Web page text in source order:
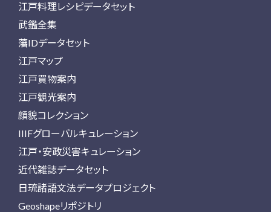
江戸料理レシピデータセット
武鑑全集
藩IDデータセット
江戸マップ
江戸買物案内
江戸観光案内
顔貌コレクション
IIIFグローバルキュレーション
江戸・安政災害キュレーション
近代雑誌データセット
日琉諸語文法データプロジェクト
Geoshapeリポジトリ